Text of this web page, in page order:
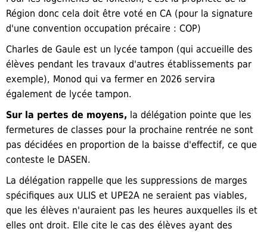
Région donc cela doit être voté en CA (pour la signature
d'une convention occupation précaire : COP)
Charles de Gaule est un lycée tampon (qui accueille des
élèves pendant les travaux d'autres établissements par
exemple), Monod qui va fermer en 2026 servira
également de lycée tampon.
Sur la pertes de moyens, la délégation pointe que les
fermetures de classes pour la prochaine rentrée ne sont
pas décidées en proportion de la baisse d'effectif, ce que
conteste le DASEN.
La délégation rappelle que les suppressions de marges
spécifiques aux ULIS et UPE2A ne seraient pas viables,
que les élèves n'auraient pas les heures auxquelles ils et
elles ont droit. Elle cite le cas des élèves ayant des